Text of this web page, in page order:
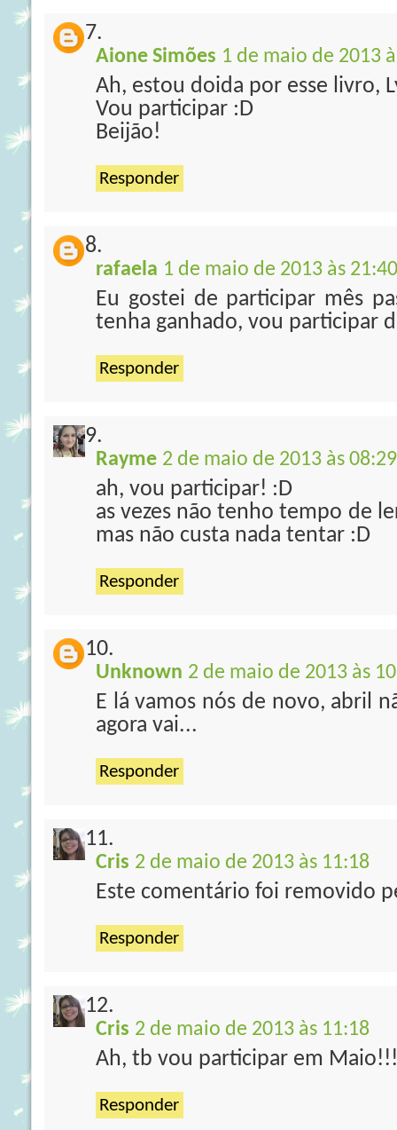
Aione Simões 1 de maio de 2013
Ah, estou doida por esse livro,
Vou participar :D
Beijão!
Responder
rafaela 1 de maio de 2013 às 21:40
Eu gostei de participar mês
tenha ganhado, vou participar
Responder
Rayme 2 de maio de 2013 às 08:29
ah, vou participar! :D
as vezes não tenho tempo de
mas não custa nada tentar :D
Responder
Unknown 2 de maio de 2013 às
E lá vamos nós de novo, abril
agora vai...
Responder
Cris 2 de maio de 2013 às 11:18
Este comentário foi removido
Responder
Cris 2 de maio de 2013 às 11:18
Ah, tb vou participar em
Responder